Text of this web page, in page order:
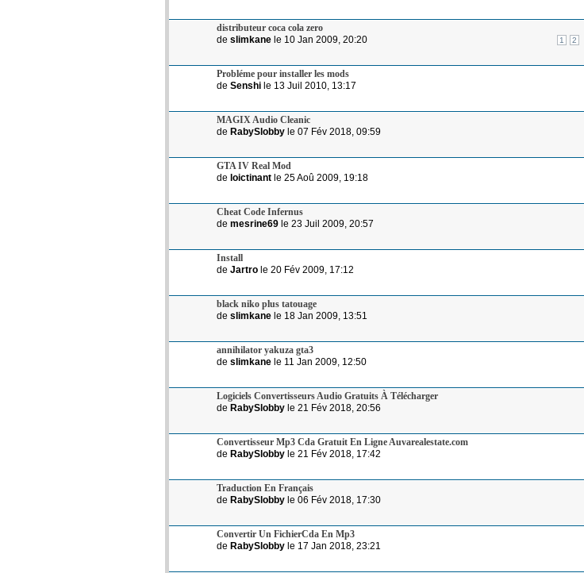
distributeur coca cola zero
1 2
de slimkane le 10 Jan 2009, 20:20
Probléme pour installer les mods
de Senshi le 13 Juil 2010, 13:17
MAGIX Audio Cleanic
de RabySlobby le 07 Fév 2018, 09:59
GTA IV Real Mod
de loictinant le 25 Aoû 2009, 19:18
Cheat Code Infernus
de mesrine69 le 23 Juil 2009, 20:57
Install
de Jartro le 20 Fév 2009, 17:12
black niko plus tatouage
de slimkane le 18 Jan 2009, 13:51
annihilator yakuza gta3
de slimkane le 11 Jan 2009, 12:50
Logiciels Convertisseurs Audio Gratuits À Télécharger
de RabySlobby le 21 Fév 2018, 20:56
Convertisseur Mp3 Cda Gratuit En Ligne Auvarealestate.com
de RabySlobby le 21 Fév 2018, 17:42
Traduction En Français
de RabySlobby le 06 Fév 2018, 17:30
Convertir Un FichierCda En Mp3
de RabySlobby le 17 Jan 2018, 23:21